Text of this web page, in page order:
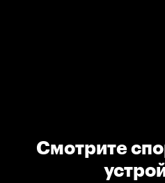
Смотрите